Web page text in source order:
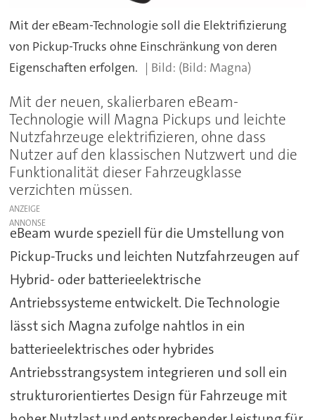
Mit der eBeam-Technologie soll die Elektrifizierung
von Pickup-Trucks ohne Einschränkung von deren
Eigenschaften erfolgen.
(Bild: Magna)
Mit der neuen, skalierbaren eBeam-
Technologie will Magna Pickups und leichte
Nutzfahrzeuge elektrifizieren, ohne dass
Nutzer auf den klassischen Nutzwert und die
Funktionalität dieser Fahrzeugklasse
verzichten müssen.
ANZEIGE
eBeam wurde speziell für die Umstellung von
Pickup-Trucks und leichten Nutzfahrzeugen auf
Hybrid- oder batterieelektrische
Antriebssysteme entwickelt. Die Technologie
lässt sich Magna zufolge nahtlos in ein
batterieelektrisches oder hybrides
Antriebsstrangsystem integrieren und soll ein
strukturorientiertes Design für Fahrzeuge mit